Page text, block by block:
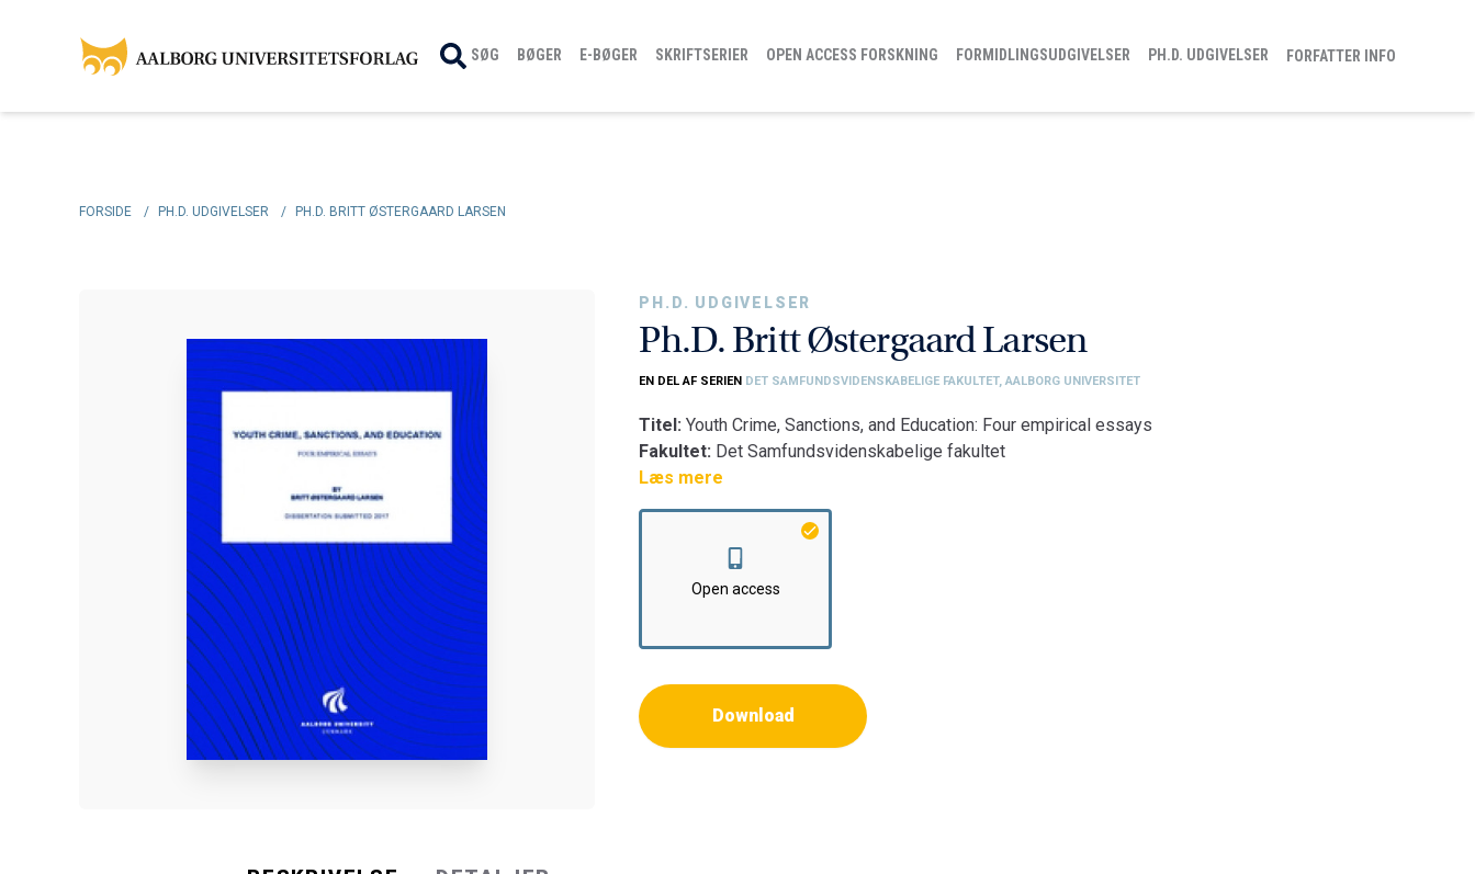
SØG BØGER E-BØGER SKRIFTSERIER OPEN ACCESS FORSKNING FORMIDLINGSUDGIVELSER PH.D. UDGIVELSER FORFATTER INFO
FORSIDE / PH.D. UDGIVELSER / PH.D. BRITT ØSTERGAARD LARSEN
PH.D. UDGIVELSER
Ph.D. Britt Østergaard Larsen
EN DEL AF SERIEN DET SAMFUNDSVIDENSKABELIGE FAKULTET, AALBORG UNIVERSITET
Titel:Youth Crime, Sanctions, and Education: Four empirical essays
Fakultet: Det Samfundsvidenskabelige fakultet
Institut:Institut for Sociologi og Socialt Arbejde
Læs mere
Open access
Download